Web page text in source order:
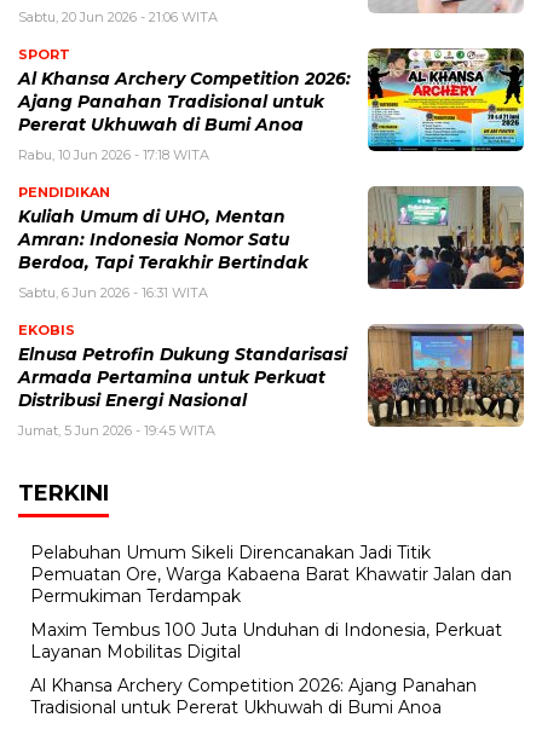
Sabtu, 20 Jun 2026 - 21:06 WITA
SPORT
Al Khansa Archery Competition 2026:
Ajang Panahan Tradisional untuk
Pererat Ukhuwah di Bumi Anoa
Rabu, 10 Jun 2026 - 17:18 WITA
PENDIDIKAN
Kuliah Umum di UHO, Mentan
Amran: Indonesia Nomor Satu
Berdoa, Tapi Terakhir Bertindak
Sabtu, 6 Jun 2026 - 16:31 WITA
EKOBIS
Elnusa Petrofin Dukung Standarisasi
Armada Pertamina untuk Perkuat
Distribusi Energi Nasional
Jumat, 5 Jun 2026 - 19:45 WITA
TERKINI
Pelabuhan Umum Sikeli Direncanakan Jadi Titik
Pemuatan Ore, Warga Kabaena Barat Khawatir Jalan dan
Permukiman Terdampak
Maxim Tembus 100 Juta Unduhan di Indonesia, Perkuat
Layanan Mobilitas Digital
Al Khansa Archery Competition 2026: Ajang Panahan
Tradisional untuk Pererat Ukhuwah di Bumi Anoa